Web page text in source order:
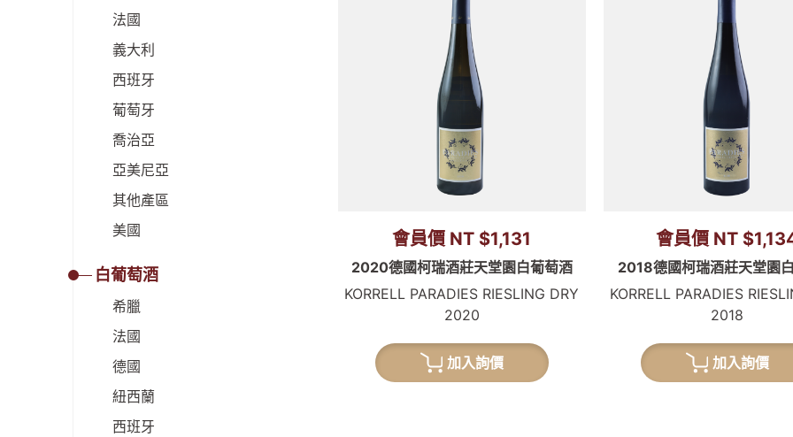
法國
義大利
西班牙
葡萄牙
喬治亞
亞美尼亞
其他產區
美國
白葡萄酒
希臘
法國
德國
紐西蘭
西班牙
會員價 NT $1,131
2020德國柯瑞酒莊天堂園白葡萄酒
KORRELL PARADIES RIESLING DRY
2020
加入詢價
會員價 NT
2018德國柯瑞酒莊天堂園
KORRELL PARADIES
2018
加入詢價